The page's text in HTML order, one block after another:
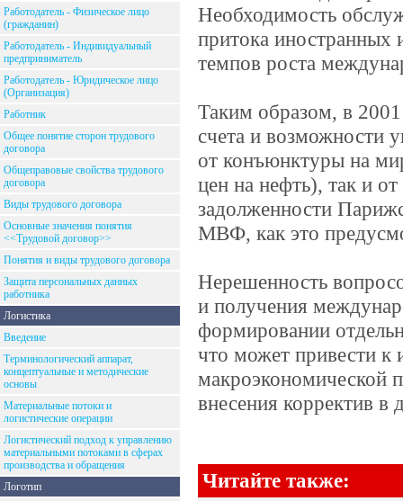
Работодатель - Физическое лицо
(гражданин)
Работодатель - Индивидуальный
предприниматель
Работодатель - Юридическое лицо
(Организация)
Работник
Общее понятие сторон трудового
договора
Общеправовые свойства трудового
договора
Виды трудового договора
Основные значения понятия
<<Трудовой договор>>
Понятия и виды трудового договора
Защита персональных данных
работника
Логистика
Введение
Терминологический аппарат,
концептуальные и методические
основы
Материальные потоки и
логистические операции
Логистический подход к управлению
материальными потоками в сферах
производства и обращения
Логотип
Необходимость
притока иностранных
темпов роста
Таким образом, в
счета и возможности
от конъюнктуры на
цен на нефть), так и от
задолженности
МВФ, как это
Нерешенность
и получения
формировании
что может привести к
макроэкономической
внесения корректив
Читайте также: